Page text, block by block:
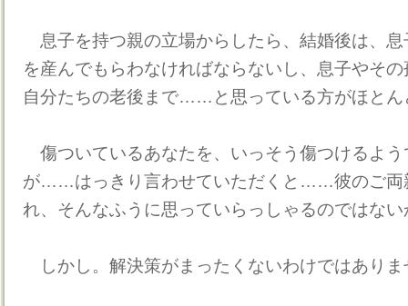
息子を持つ親の立場からしたら、結婚後は、
を産んでもらわなければならないし、息子やそ
自分たちの老後まで……と思っている方がほとん
傷ついているあなたを、いっそう傷つけるよ
が……はっきり言わせていただくと……彼のご両
れ、そんなふうに思っていらっしゃるのではな
しかし。解決策がまったくないわけではありま